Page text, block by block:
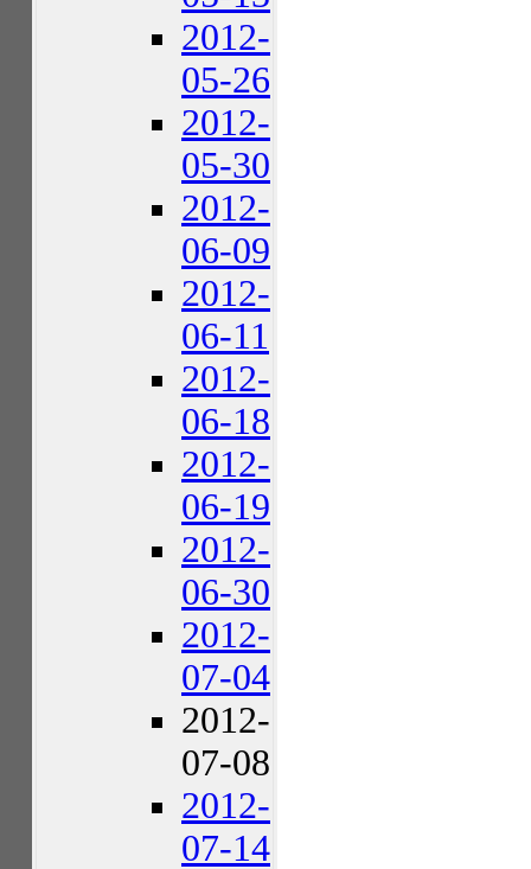
2012-
05-26
2012-
05-30
2012-
06-09
2012-
06-11
2012-
06-18
2012-
06-19
2012-
06-30
2012-
07-04
2012-
07-08
2012-
07-14